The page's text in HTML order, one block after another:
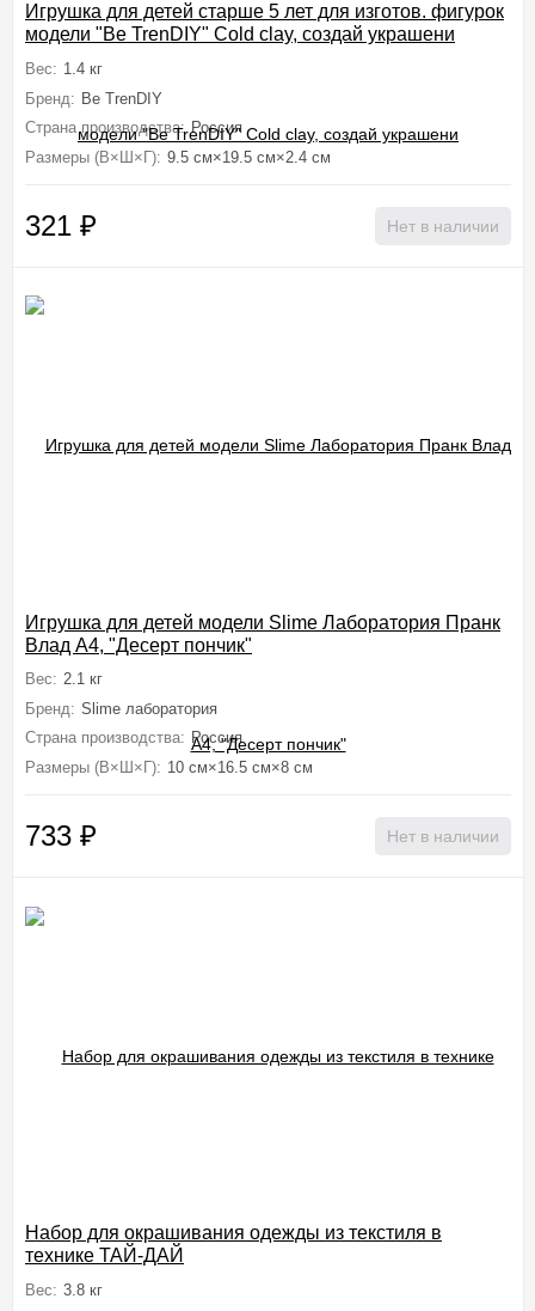
Игрушка для детей старше 5 лет для изготов. фигурок
модели "Be TrenDIY" Cold clay, создай украшени
Вес: 1.4 кг
Бренд: Be TrenDIY
Страна производства: Россия
Размеры (В×Ш×Г): 9.5 см×19.5 см×2.4 см
321 ₽ Нет в наличии
Игрушка для детей модели Slime Лаборатория Пранк
Влад А4, "Десерт пончик"
Вес: 2.1 кг
Бренд: Slime лаборатория
Страна производства: Россия
Размеры (В×Ш×Г): 10 см×16.5 см×8 см
733 ₽ Нет в наличии
Набор для окрашивания одежды из текстиля в
технике ТАЙ-ДАЙ
Вес: 3.8 кг